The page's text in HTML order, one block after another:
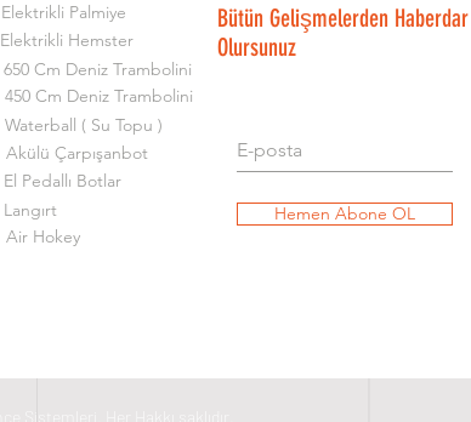
Elektrikli Palmiye
Elektrikli Hemster
650 Cm Deniz Trambolini
450 Cm Deniz Trambolini
Waterball ( Su Topu )
Akülü Çarpışanbot
El Pedallı Botlar
Langırt
Air Hokey
Bütün Gelişmelerden Haberdar
Olursunuz
Hemen Abone OL